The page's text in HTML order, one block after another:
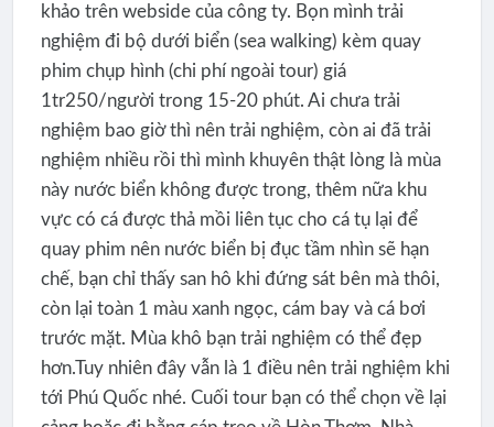
khảo trên webside của công ty. Bọn mình trải
nghiệm đi bộ dưới biển (sea walking) kèm quay
phim chụp hình (chi phí ngoài tour) giá
1tr250/người trong 15-20 phút. Ai chưa trải
nghiệm bao giờ thì nên trải nghiệm, còn ai đã trải
nghiệm nhiều rồi thì mình khuyên thật lòng là mùa
này nước biển không được trong, thêm nữa khu
vực có cá được thả mồi liên tục cho cá tụ lại để
quay phim nên nước biển bị đục tầm nhìn sẽ hạn
chế, bạn chỉ thấy san hô khi đứng sát bên mà thôi,
còn lại toàn 1 màu xanh ngọc, cám bay và cá bơi
trước mặt. Mùa khô bạn trải nghiệm có thể đẹp
hơn.Tuy nhiên đây vẫn là 1 điều nên trải nghiệm khi
tới Phú Quốc nhé. Cuối tour bạn có thể chọn về lại